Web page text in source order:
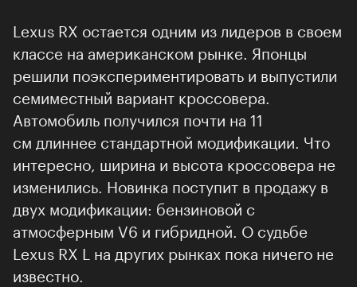
Lexus RX остается одним из лидеров в своем
классе на американском рынке. Японцы
решили поэкспериментировать и выпустили
семиместный вариант кроссовера.
Автомобиль получился почти на 11
см длиннее стандартной модификации. Что
интересно, ширина и высота кроссовера не
изменились. Новинка поступит в продажу в
двух модификации: бензиновой с
атмосферным V6 и гибридной. О судьбе
Lexus RX L на других рынках пока ничего не
известно.